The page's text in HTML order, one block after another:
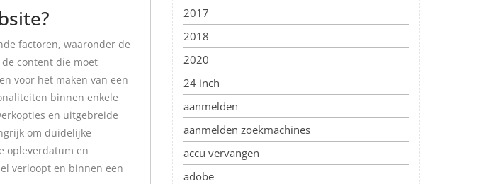
factoren, waaronder de
content die moet
voor het maken van een
binnen enkele
en uitgebreide
om duidelijke
opleverdatum en
verloopt en binnen een
2017
2018
2020
24 inch
aanmelden
aanmelden zoekmachines
accu vervangen
adobe